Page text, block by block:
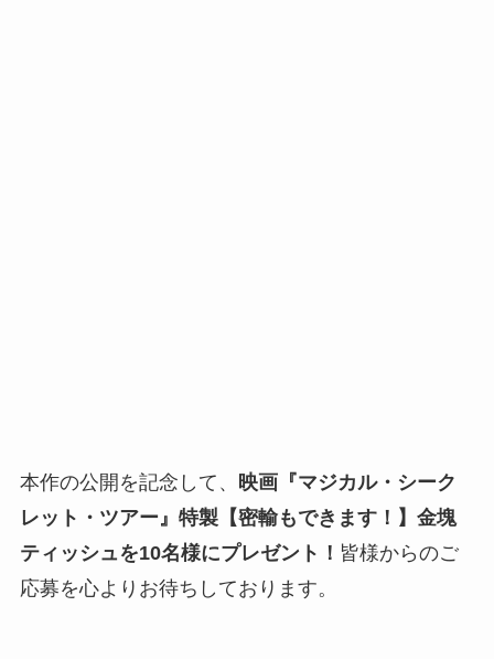
本作の公開を記念して、
映画『マジカル・シーク
レット・ツアー』特製【密輸もできます！】金塊
ティッシュを10名様にプレゼント！ 皆様からのご
応募を心よりお待ちしております。